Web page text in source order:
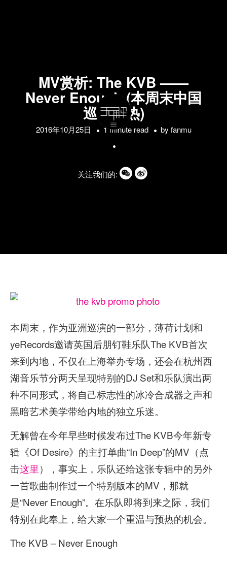
MV赏析: The KVB ——
Never Enough (本周末中国
巡演预热)
2016年10月25日 1 minute read by fanmu
关注我们的:
本周末，作为亚洲巡演的一部分，薄荷计划和
yeRecords邀请英国后朋钉鞋乐队The KVB首次
来到内地，不仅在上海举办专场，还会在杭州西
湖音乐节分两天呈现特别的DJ Set和乐队演出两
种不同形式，将自己标志性的冰冷合成器之声和
黑暗艺术美学带给内地的独立乐迷。
无解曾在今年早些时候发布过The KVB今年新专
辑《Of Desire》的主打单曲“In Deep”的MV（点
击这里），事实上，乐队还给这张专辑中的另外
一首歌曲制作过一个特别版本的MV，那就
是“Never Enough”。在乐队即将到来之际，我们
特别在此奉上，给大家一个重温与预热的机会。
The KVB – Never Enough